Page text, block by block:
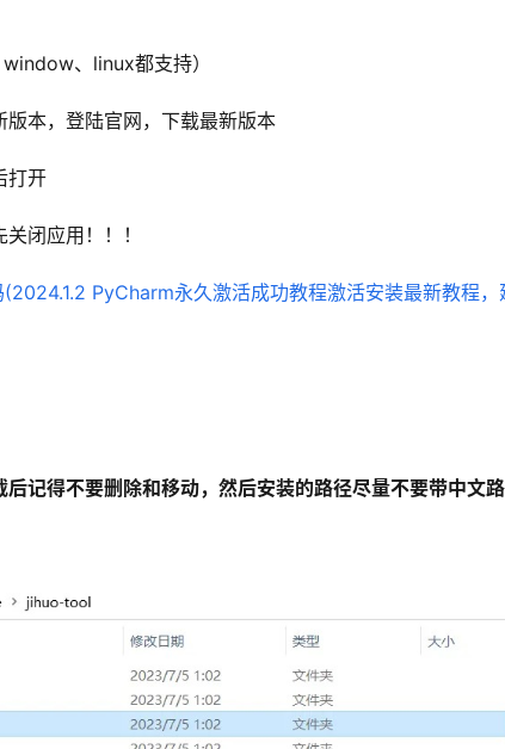
、linux都支持）
版本，登陆官网，下载最新版本
打开
闭应用！！！
后记得不要删除和移动，然后安装的路径尽量不要带中文